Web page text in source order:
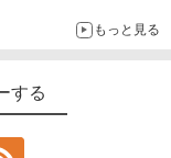
もっと見る
する